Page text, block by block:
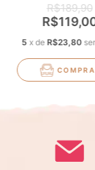
R$189,90
5 x de R$23,80